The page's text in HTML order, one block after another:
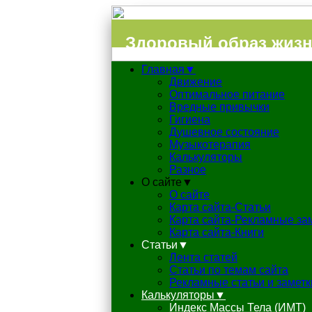
Здоровый образ
Главная▼
Движение
Оптимальное питание
Вредные привычки
Гигиена
Душевное состояние
Музыкотерапия
Калькуляторы
Разное
О сайте▼
О сайте
Карта сайта-Статьи
Карта сайта-Рекламные
Карта сайта-Книги
Статьи▼
Лента статей
Статьи по темам сайта
Рекламные статьи и
Калькуляторы▼
Индекс Массы Тела (ИМТ)